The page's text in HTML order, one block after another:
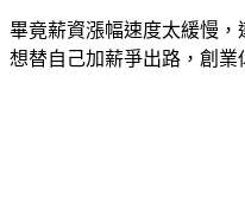
畢竟薪資漲幅速度太緩慢，
想替自己加薪爭出路，創業